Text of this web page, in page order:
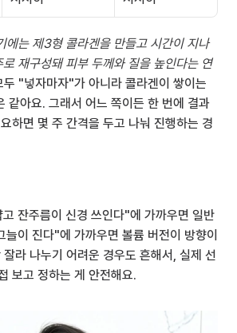
에는 제3형 콜라겐을 만들고 시간이 지나
재구성돼 피부 두께와 질을 높인다는 연
"넣자마자"가 아니라 콜라겐이 쌓이는
같아요. 그래서 어느 쪽이든 한 번에 결과
하면 몇 주 간격을 두고 나눠 진행하는 경
잔주름이 신경 쓰인다"에 가까우면 일반
이 진다"에 가까우면 볼륨 버전이 방향이
라 나누기 어려운 경우도 흔해서, 실제 선
보고 정하는 게 안전해요.